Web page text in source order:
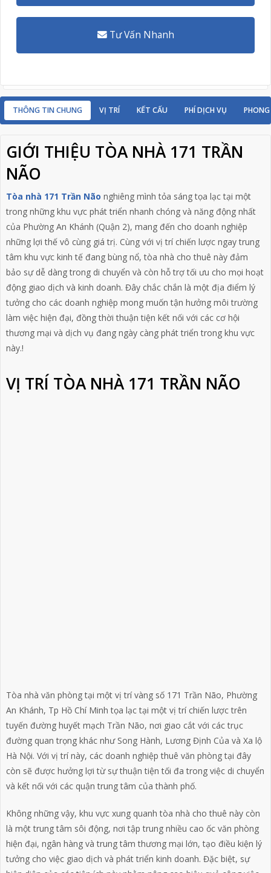
Tư Vấn Nhanh
THÔNG TIN CHUNG VỊ TRÍ KẾT CẤU PHÍ DỊCH VỤ
GIỚI THIỆU TÒA NHÀ 171 TRẦN
NÃO
Tòa nhà 171 Trần Não nghiêng mình tỏa sáng tọa lạc tại một
trong những khu vực phát triển nhanh chóng và năng động nhất
của Phường An Khánh (Quận 2), mang đến cho doanh nghiệp
những lợi thế vô cùng giá trị. Cùng với vị trí chiến lược ngay trung
tâm khu vực kinh tế đang bùng nổ, tòa nhà cho thuê này đảm
bảo sự dễ dàng trong di chuyển và còn hỗ trợ tối ưu cho mọi hoạt
động giao dịch và kinh doanh. Đây chắc chắn là một địa điểm lý
tưởng cho các doanh nghiệp mong muốn tận hưởng môi trường
làm việc hiện đại, đồng thời thuận tiện kết nối với các cơ hội
thương mại và dịch vụ đang ngày càng phát triển trong khu vực
này.!
VỊ TRÍ TÒA NHÀ 171 TRẦN NÃO
Tòa nhà văn phòng tại một vị trí vàng số 171 Trần Não, Phường
An Khánh, Tp Hồ Chí Minh tọa lạc tại một vị trí chiến lược trên
tuyến đường huyết mạch Trần Não, nơi giao cắt với các trục
đường quan trọng khác như Song Hành, Lương Định Của và Xa lộ
Hà Nội. Với vị trí này, các doanh nghiệp thuê văn phòng tại đây
còn sẽ được hưởng lợi từ sự thuận tiện tối đa trong việc di chuyển
và kết nối với các quận trung tâm của thành phố.
Không những vậy, khu vực xung quanh tòa nhà cho thuê này còn
là một trung tâm sôi động, nơi tập trung nhiều cao ốc văn phòng
hiện đại, ngân hàng và trung tâm thương mại lớn, tạo điều kiện lý
tưởng cho việc giao dịch và phát triển kinh doanh. Đặc biệt, sự